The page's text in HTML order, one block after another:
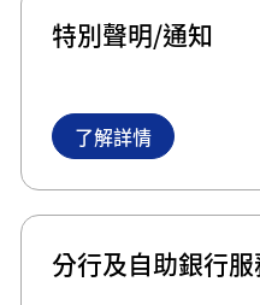
特別聲明/通知
了解詳情
分行及自助銀行